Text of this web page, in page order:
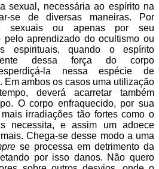
sexual, necessária ao espírito na
se de diversas maneiras. Por
sexuais ou apenas por seu
pelo aprendizado do ocultismo ou
espirituais, quando o espírito
dessa força do corpo
la nessa espécie de
Em ambos os casos uma utilização
deverá acarretar também
O corpo enfraquecido, por sua
irradiações tão fortes como o
necessita, e assim um adoece
Chega-se desse modo a uma
se processa em detrimento da
por isso danos. Não quero